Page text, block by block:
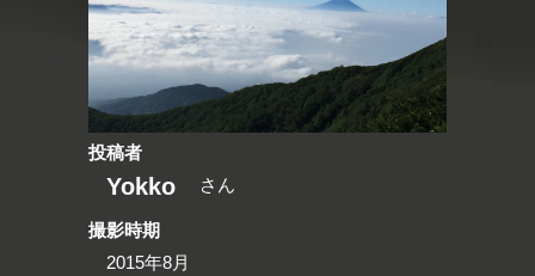
投稿者
Yokko さん
撮影時期
2015年8月